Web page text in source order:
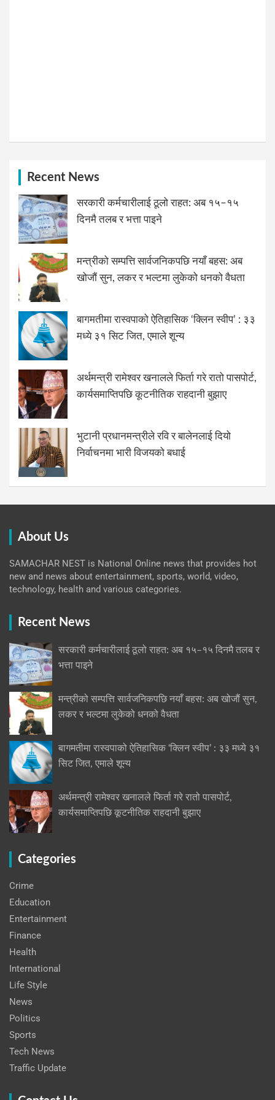
Recent News
सरकारी कर्मचारीलाई ठूलो राहत: अब १५–१५
दिनमै तलब र भत्ता पाइने
मन्त्रीको सम्पत्ति सार्वजनिकपछि नयाँ बहस: अब
खोजौं सुन, लकर र भल्टमा लुकेको धनको वैधता
बागमतीमा रास्वपाको ऐतिहासिक ‘क्लिन स्वीप’ : ३३
मध्ये ३१ सिट जित, एमाले शून्य
अर्थमन्त्री रामेश्वर खनालले फिर्ता गरे रातो पासपोर्ट,
कार्यसमाप्तिपछि कूटनीतिक राहदानी बुझाए
भुटानी प्रधानमन्त्रीले रवि र बालेनलाई दियो
निर्वाचनमा भारी विजयको बधाई
About Us
SAMACHAR NEST is National Online news that provides hot
new and news about entertainment, sports, world, video,
technology, health and various categories.
Recent News
सरकारी कर्मचारीलाई ठूलो राहत: अब १५–१५ दिनमै तलब र
भत्ता पाइने
मन्त्रीको सम्पत्ति सार्वजनिकपछि नयाँ बहस: अब खोजौं सुन,
लकर र भल्टमा लुकेको धनको वैधता
बागमतीमा रास्वपाको ऐतिहासिक ‘क्लिन स्वीप’ : ३३ मध्ये ३१
सिट जित, एमाले शून्य
अर्थमन्त्री रामेश्वर खनालले फिर्ता गरे रातो पासपोर्ट,
कार्यसमाप्तिपछि कूटनीतिक राहदानी बुझाए
Categories
Crime
Education
Entertainment
Finance
Health
International
Life Style
News
Politics
Sports
Tech News
Traffic Update